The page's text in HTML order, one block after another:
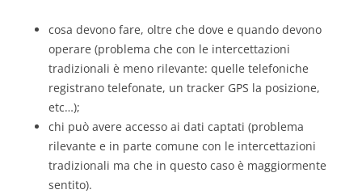
cosa devono fare, oltre che dove e quando devono
operare (problema che con le intercettazioni
tradizionali è meno rilevante: quelle telefoniche
registrano telefonate, un tracker GPS la posizione,
etc…);
chi può avere accesso ai dati captati (problema
rilevante e in parte comune con le intercettazioni
tradizionali ma che in questo caso è maggiormente
sentito).